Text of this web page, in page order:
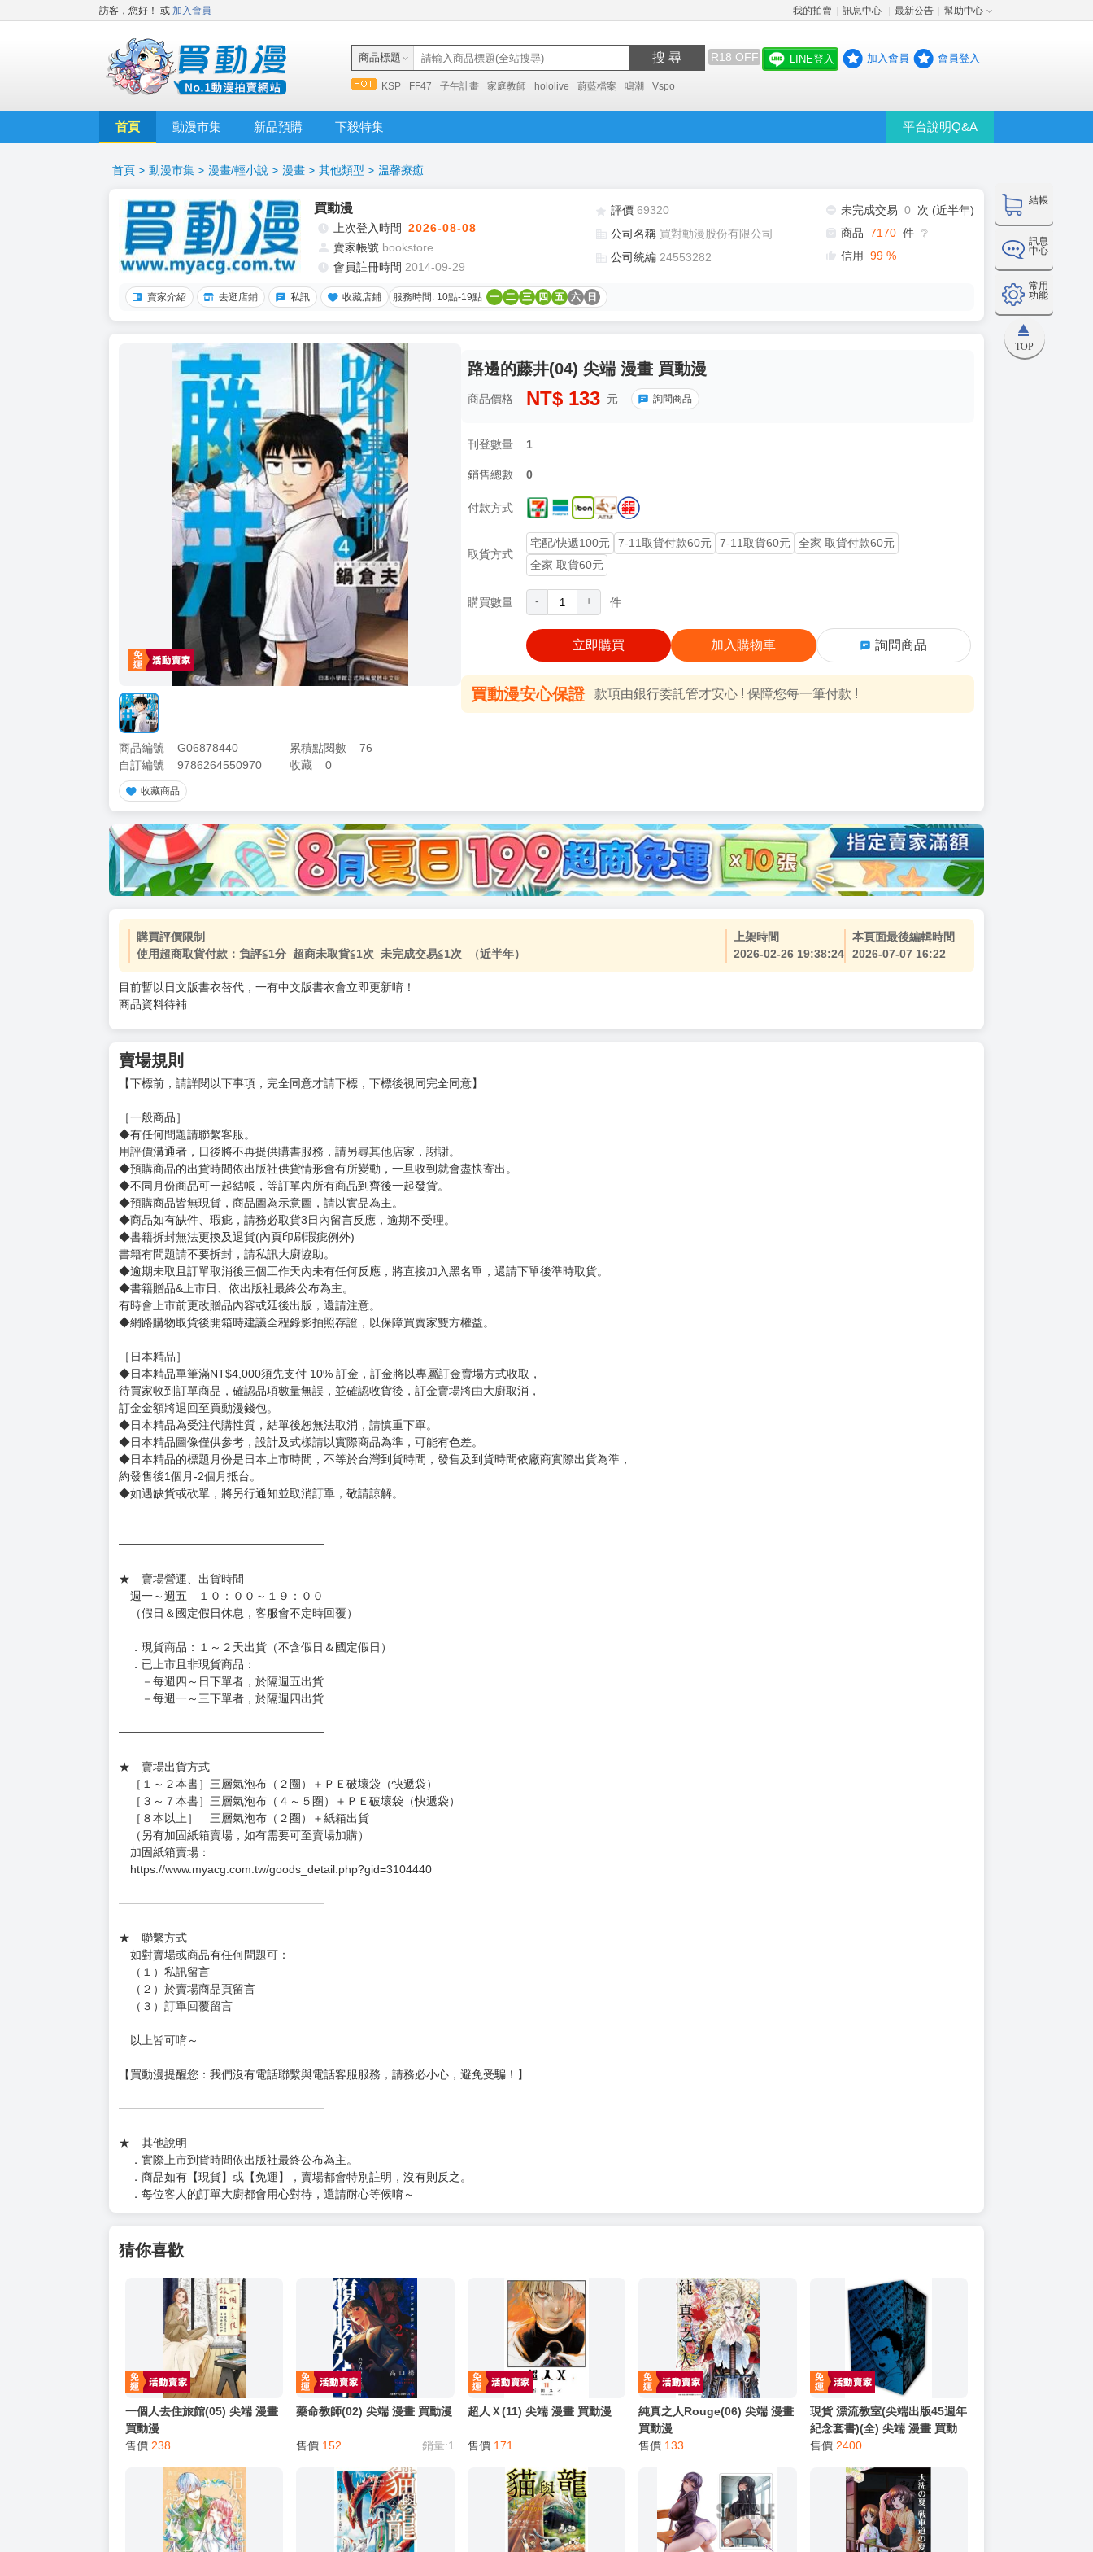
訪客，您好！ 或 加入會員 我的拍賣 訊息中心 最新公告 幫助中心
商品標題 搜 尋 R18 OFF
KSP FF47 子午計畫 家庭教師 hololive 蔚藍檔案 鳴潮 Vspo
LINE登入 加入會員 會員登入
首頁 動漫市集 新品預購 下殺特集 平台說明Q&A
結帳
訊息
中心
常用
功能
TOP
首頁 > 動漫市集 > 漫畫/輕小說 > 漫畫 > 其他類型 > 溫馨療癒
買動漫
上次登入時間 2026-08-08
賣家帳號 bookstore
會員註冊時間 2014-09-29
評價 69320
公司名稱 買對動漫股份有限公司
公司統編 24553282
未完成交易 0
次 (近半年)
商品 7170 件 ❔
信用 99 %
賣家介紹 去逛店鋪 私訊 收藏店鋪 服務時間: 10點-19點 一 二 三 四 五 六 日
商品編號 G06878440 累積點閱數
76
自訂編號
9786264550970 收藏 0
收藏商品
路邊的藤井(04) 尖端 漫畫 買動漫
商品價格 NT$ 133 元 詢問商品
刊登數量 1
銷售總數 0
付款方式
取貨方式
宅配/快遞100元 7-11取貨付款60元 7-11取貨60元
全家 取貨付款60元
全家 取貨60元
購買數量 - + 件
立即購買 加入購物車 詢問商品
買動漫安心保證 款項由銀行委託管才安心 ! 保障您每一筆付款 !
購買評價限制
使用超商取貨付款：負評≦1分 超商未取貨≦1次 未完成交易≦1次 （近半年）
上架時間
2026-02-26 19:38:24
本頁面最後編輯時間
2026-07-07 16:22
目前暫以日文版書衣替代，一有中文版書衣會立即更新唷！
商品資料待補
賣場規則
【下標前，請詳閱以下事項，完全同意才請下標，下標後視同完全同意】
［一般商品］
◆有任何問題請聯繫客服。
用評價溝通者，日後將不再提供購書服務，請另尋其他店家，謝謝。
◆預購商品的出貨時間依出版社供貨情形會有所變動，一旦收到就會盡快寄出。
◆不同月份商品可一起結帳，等訂單內所有商品到齊後一起發貨。
◆預購商品皆無現貨，商品圖為示意圖，請以實品為主。
◆商品如有缺件、瑕疵，請務必取貨3日內留言反應，逾期不受理。
◆書籍拆封無法更換及退貨(內頁印刷瑕疵例外)
書籍有問題請不要拆封，請私訊大廚協助。
◆逾期未取且訂單取消後三個工作天內未有任何反應，將直接加入黑名單，還請下單後準時取貨。
◆書籍贈品&上市日、依出版社最終公布為主。
有時會上市前更改贈品內容或延後出版，還請注意。
◆網路購物取貨後開箱時建議全程錄影拍照存證，以保障買賣家雙方權益。
［日本精品］
◆日本精品單筆滿NT$4,000須先支付 10% 訂金，訂金將以專屬訂金賣場方式收取，
待買家收到訂單商品，確認品項數量無誤，並確認收貨後，訂金賣場將由大廚取消，
訂金金額將退回至買動漫錢包。
◆日本精品為受注代購性質，結單後恕無法取消，請慎重下單。
◆日本精品圖像僅供參考，設計及式樣請以實際商品為準，可能有色差。
◆日本精品的標題月份是日本上市時間，不等於台灣到貨時間，發售及到貨時間依廠商實際出貨為準，
約發售後1個月-2個月抵台。
◆如遇缺貨或砍單，將另行通知並取消訂單，敬請諒解。
━━━━━━━━━━━━━━━━━━
★ 賣場營運、出貨時間
週一～週五 １０：００～１９：００
（假日＆國定假日休息，客服會不定時回覆）
．現貨商品：１～２天出貨（不含假日＆國定假日）
．已上市且非現貨商品：
－每週四～日下單者，於隔週五出貨
－每週一～三下單者，於隔週四出貨
━━━━━━━━━━━━━━━━━━
★ 賣場出貨方式
［１～２本書］三層氣泡布（２圈）＋ＰＥ破壞袋（快遞袋）
［３～７本書］三層氣泡布（４～５圈）＋ＰＥ破壞袋（快遞袋）
［８本以上］ 三層氣泡布（２圈）＋紙箱出貨
（另有加固紙箱賣場，如有需要可至賣場加購）
加固紙箱賣場：
https://www.myacg.com.tw/goods_detail.php?gid=3104440
━━━━━━━━━━━━━━━━━━
★ 聯繫方式
如對賣場或商品有任何問題可：
（１）私訊留言
（２）於賣場商品頁留言
（３）訂單回覆留言
以上皆可唷～
【買動漫提醒您：我們沒有電話聯繫與電話客服服務，請務必小心，避免受騙！】
━━━━━━━━━━━━━━━━━━
★ 其他說明
．實際上市到貨時間依出版社最終公布為主。
．商品如有【現貨】或【免運】，賣場都會特別註明，沒有則反之。
．每位客人的訂單大廚都會用心對待，還請耐心等候唷～
猜你喜歡
一個人去住旅館(05) 尖端 漫畫
買動漫
售價 238
藥命教師(02) 尖端 漫畫 買動漫
售價 152 銷量:1
超人Ｘ(11) 尖端 漫畫 買動漫
售價 171
純真之人Rouge(06) 尖端 漫畫
買動漫
售價 133
現貨 漂流教室(尖端出版45週年
紀念套書)(全) 尖端 漫畫 買動
漫
售價 2400